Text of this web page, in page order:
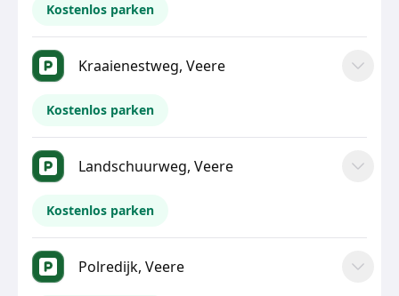
Kostenlos parken
Kraaienestweg, Veere
Kostenlos parken
Landschuurweg, Veere
Kostenlos parken
Polredijk, Veere